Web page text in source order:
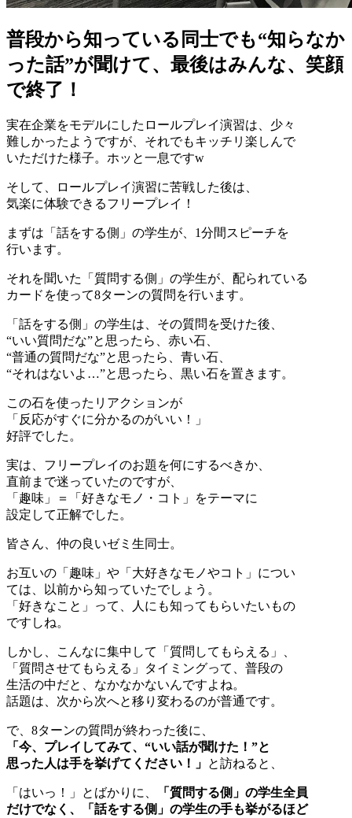
普段から知っている同士でも“知らなか
った話”が聞けて、最後はみんな、笑顔
で終了！
実在企業をモデルにしたロールプレイ演習は、少々
難しかったようですが、それでもキッチリ楽しんで
いただけた様子。ホッと一息ですw
そして、ロールプレイ演習に苦戦した後は、
気楽に体験できるフリープレイ！
まずは「話をする側」の学生が、1分間スピーチを
行います。
それを聞いた「質問する側」の学生が、配られている
カードを使って8ターンの質問を行います。
「話をする側」の学生は、その質問を受けた後、
“いい質問だな”と思ったら、赤い石、
“普通の質問だな”と思ったら、青い石、
“それはないよ…”と思ったら、黒い石を置きます。
この石を使ったリアクションが
「反応がすぐに分かるのがいい！」
好評でした。
実は、フリープレイのお題を何にするべきか、
直前まで迷っていたのですが、
「趣味」＝「好きなモノ・コト」をテーマに
設定して正解でした。
皆さん、仲の良いゼミ生同士。
お互いの「趣味」や「大好きなモノやコト」につい
ては、以前から知っていたでしょう。
「好きなこと」って、人にも知ってもらいたいもの
ですしね。
しかし、こんなに集中して「質問してもらえる」、
「質問させてもらえる」タイミングって、普段の
生活の中だと、なかなかないんですよね。
話題は、次から次へと移り変わるのが普通です。
で、8ターンの質問が終わった後に、
「今、プレイしてみて、“いい話が聞けた！”と
思った人は手を挙げてください！」 と訪ねると、
「はいっ！」とばかりに、
「質問する側」の学生全員
だけでなく、「話をする側」の学生の手も挙がるほど